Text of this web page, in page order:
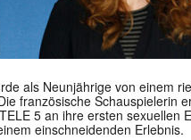
als Neunjährige von einem
französische Schauspielerin
5 an ihre ersten sexuellen
einschneidenden Erlebnis.